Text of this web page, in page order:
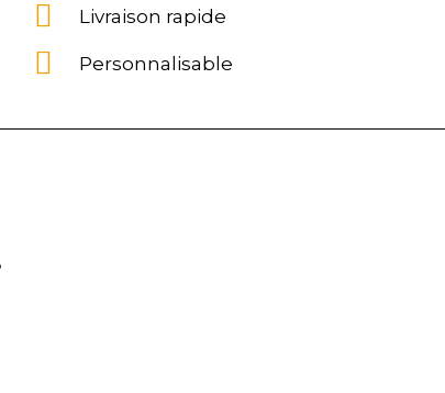
Livraison rapide
Personnalisable